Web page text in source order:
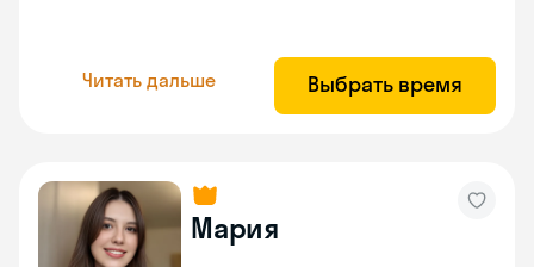
Читать дальше Выбрать время
Мария